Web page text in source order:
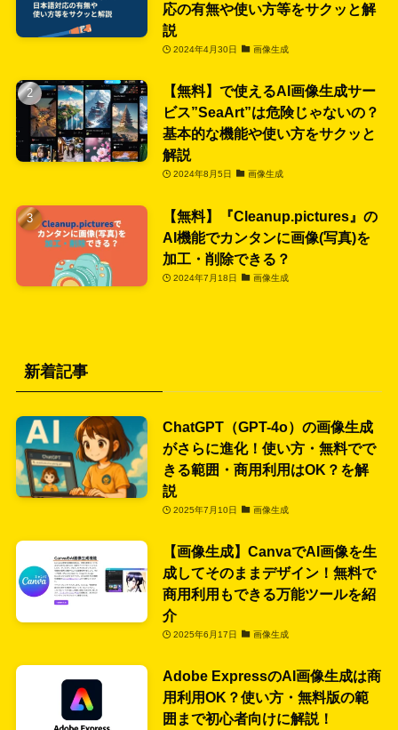
応の有無や使い方等をサクッと解
説
2024年4月30日 画像生成
【無料】で使えるAI画像生成サー
ビス”SeaArt”は危険じゃないの？
基本的な機能や使い方をサクッと
解説
2024年8月5日 画像生成
【無料】『Cleanup.pictures』の
AI機能でカンタンに画像(写真)を
加工・削除できる？
2024年7月18日 画像生成
新着記事
ChatGPT（GPT-4o）の画像生成
がさらに進化！使い方・無料でで
きる範囲・商用利用はOK？を解
説
2025年7月10日 画像生成
【画像生成】CanvaでAI画像を生
成してそのままデザイン！無料で
商用利用もできる万能ツールを紹
介
2025年6月17日 画像生成
Adobe ExpressのAI画像生成は商
用利用OK？使い方・無料版の範
囲まで初心者向けに解説！